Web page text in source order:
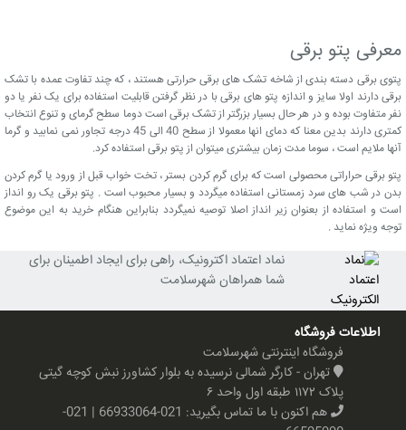
معرفی پتو برقی
پتوی برقی دسته بندی از شاخه تشک های برقی حرارتی هستند ، که چند تفاوت عمده با تشک
برقی دارند اولا سایز و اندازه پتو های برقی با در نظر گرفتن قابلیت استفاده برای یک نفر یا دو
نفر متفاوت بوده و در هر حال بسیار بزرگتر از تشک برقی است دوما سطح گرمای و تنوع انتخاب
کمتری دارند بدین معنا که دمای انها معمولا از سطح 40 الی 45 درجه تجاور نمی نمابید و گرما
آنها ملایم است ، سوما مدت زمان بیشتری میتوان از پتو برقی استفاده کرد.
پتو برقی حراراتی محصولی است که برای گرم کردن بستر ، تخت خواب قبل از ورود یا گرم کردن
بدن در شب های سرد زمستانی استفاده میگردد و بسیار محبوب است . پتو برقی یک رو انداز
است و استفاده از بعنوان زیر انداز اصلا توصیه نمیگردد بنابراین هنگام خرید به این موضوع
توجه ویژه نماید .
نماد اعتماد اکترونیک، راهی برای ایجاد اطمینان برای
شما همراهان شهرسلامت
اطلاعات فروشگاه
فروشگاه اینترنتی شهرسلامت
تهران - کارگر شمالی نرسیده به بلوار کشاورز نبش کوچه گیتی
پلاک ۱۱۷۲ طبقه اول واحد ۶
هم اکنون با ما تماس بگیرید:
021-66933064 | 021-